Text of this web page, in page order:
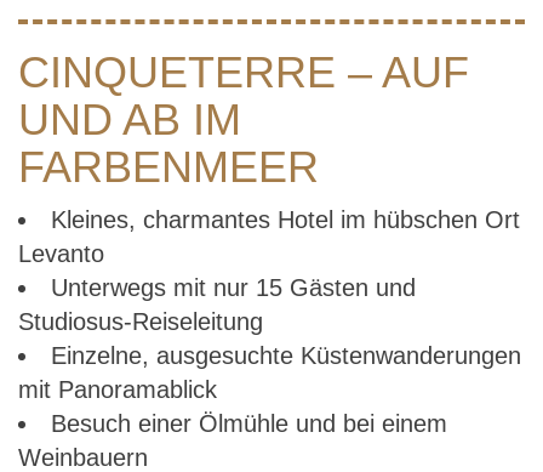
CINQUETERRE – AUF
UND AB IM
FARBENMEER
Kleines, charmantes Hotel im hübschen Ort
Levanto
Unterwegs mit nur 15 Gästen und
Studiosus-Reiseleitung
Einzelne, ausgesuchte Küstenwanderungen
mit Panoramablick
Besuch einer Ölmühle und bei einem
Weinbauern